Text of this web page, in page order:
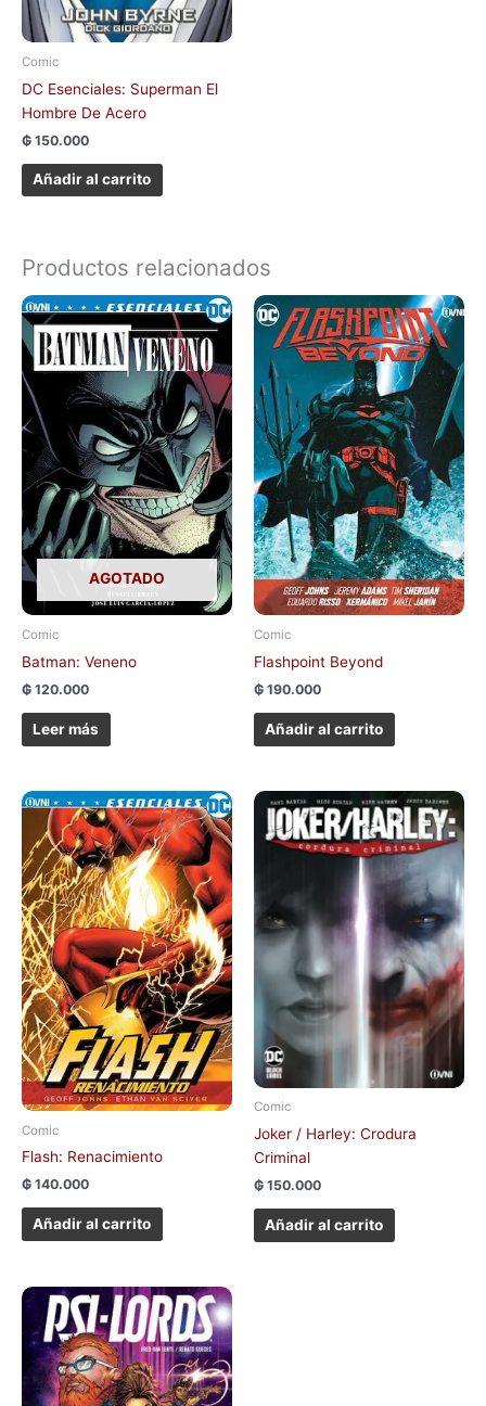
Comic
DC Esenciales: Superman El
Hombre De Acero
₲ 150.000
Añadir al carrito
Productos relacionados
AGOTADO
Comic
Batman: Veneno
₲ 120.000
Leer más
Comic
Flashpoint Beyond
₲ 190.000
Añadir al carrito
Comic
Flash: Renacimiento
₲ 140.000
Añadir al carrito
Comic
Joker / Harley: Crodura
Criminal
₲ 150.000
Añadir al carrito